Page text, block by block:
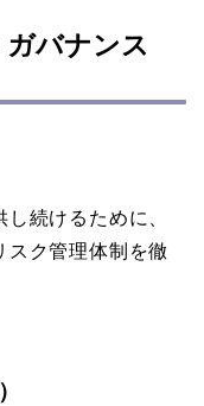
バナンス
続けるために、
スク管理体制を徹